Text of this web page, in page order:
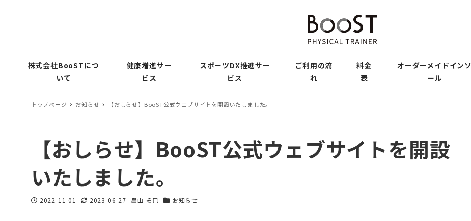
株式会社BooSTにつ
いて
健康増進サー
ビス
スポーツDX推進サー
ビス
ご利用の流
れ
料金
表
オーダーメイドインソ
ール
トップページ お知らせ 【おしらせ】BooST公式ウェブサイトを開設いたしました。
【おしらせ】BooST公式ウェブサイトを開設
いたしました。
投稿日
2022-11-01
更新日
2023-06-27
著
畠山 拓巳
カテゴリー
お知らせ